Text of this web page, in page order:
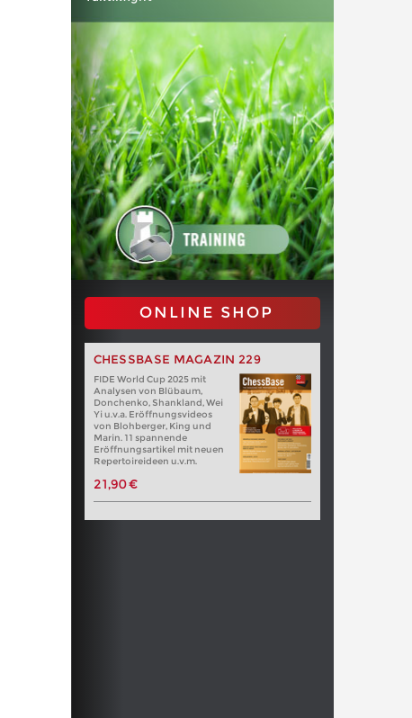
ONLINE SHOP
CHESSBASE MAGAZIN 229
FIDE World Cup 2025 mit
Analysen von Blübaum,
Donchenko, Shankland, Wei
Yi u.v.a. Eröffnungsvideos
von Blohberger, King und
Marin. 11 spannende
Eröffnungsartikel mit neuen
Repertoireideen u.v.m.
21,90 €